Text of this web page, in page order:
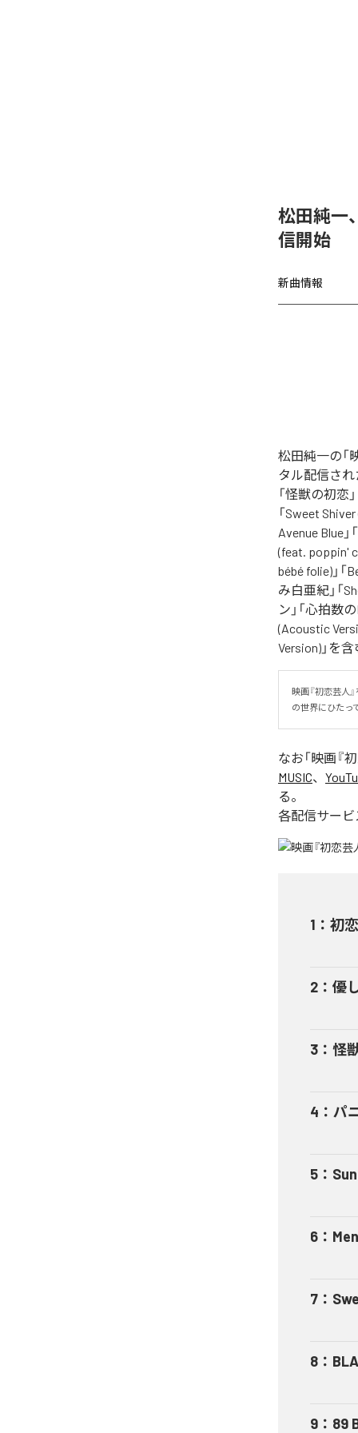
松田純一
信開始
新曲情報
松田純一の「
タル配信され
「怪獣の初恋
「Sweet
Avenue Blue
(feat. poppin'
bébé folie)」「
み白亜紀」「
ン」「心拍数
(Acoustic
Version)」を
映画『初恋芸人
の世界にひたっ
なお「映画『
MUSIC、
る。
各配信サービ
1 ： 初
2 ： 優
3 ： 怪
4 ： パ
5 ：
6 ：
7 ：
8 ：
9 ： 89